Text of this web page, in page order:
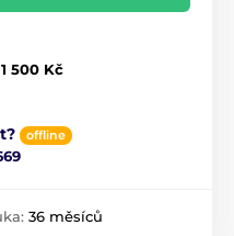
1 500 Kč
offline
36 měsíců